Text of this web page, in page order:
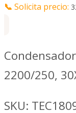
📞 Solicita precio:
2200/250,
SKU: